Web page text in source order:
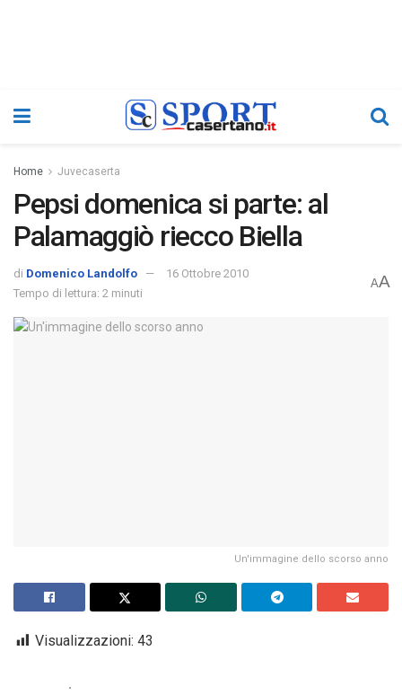
Home Juvecaserta
Pepsi domenica si parte: al
Palamaggiò riecco Biella
di Domenico Landolfo
16 Ottobre 2010
Tempo di lettura: 2 minuti
AA
Un'immagine dello scorso anno
Visualizzazioni: 43